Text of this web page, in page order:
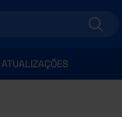
ATUALIZAÇÕES